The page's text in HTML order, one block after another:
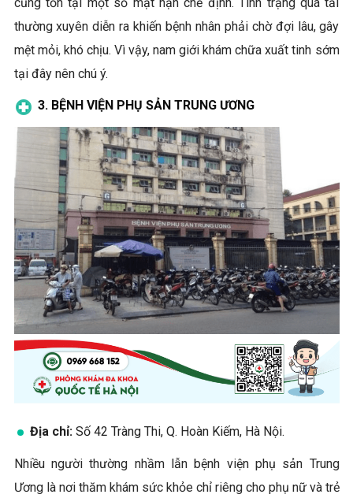
thường xuyên diễn ra khiến bệnh nhân phải chờ đợi lâu, gây
mệt mỏi, khó chịu. Vì vậy, nam giới khám chữa xuất tinh sớm
tại đây nên chú ý.
3. BỆNH VIỆN PHỤ SẢN TRUNG ƯƠNG
Địa chỉ:Số 42 Tràng Thi, Q. Hoàn Kiếm, Hà Nội.
Nhiều người thường nhầm lẫn bệnh viện phụ sản Trung
Ương là nơi thăm khám sức khỏe chỉ riêng cho phụ nữ và trẻ